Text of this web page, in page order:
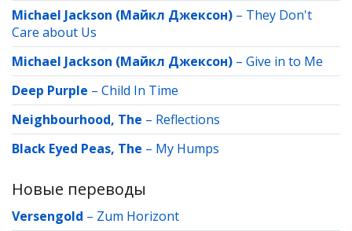
Michael Jackson (Майкл Джексон) – They Don't
Care about Us
Michael Jackson (Майкл Джексон) – Give in to Me
Deep Purple – Child In Time
Neighbourhood, The – Reflections
Black Eyed Peas, The – My Humps
Новые переводы
Versengold – Zum Horizont